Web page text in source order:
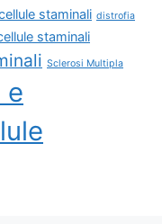
staminali distrofia
staminali
Sclerosi Multipla
e